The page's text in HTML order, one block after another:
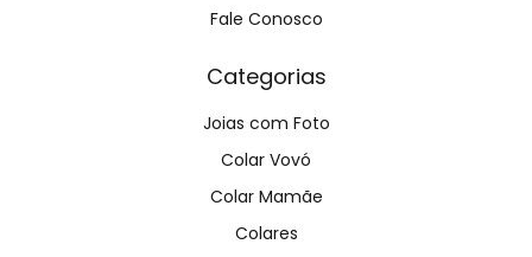
Fale Conosco
Categorias
Joias com Foto
Colar Vovó
Colar Mamãe
Colares